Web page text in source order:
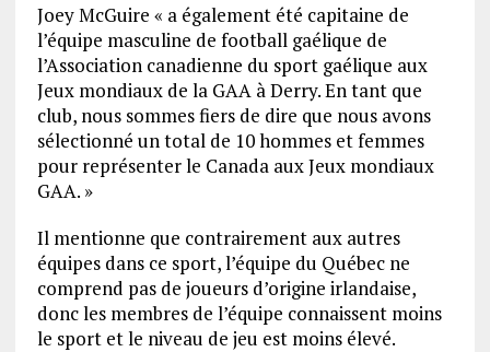
Joey McGuire « a également été capitaine de
l’équipe masculine de football gaélique de
l’Association canadienne du sport gaélique aux
Jeux mondiaux de la GAA à Derry. En tant que
club, nous sommes fiers de dire que nous avons
sélectionné un total de 10 hommes et femmes
pour représenter le Canada aux Jeux mondiaux
GAA. »
Il mentionne que contrairement aux autres
équipes dans ce sport, l’équipe du Québec ne
comprend pas de joueurs d’origine irlandaise,
donc les membres de l’équipe connaissent moins
le sport et le niveau de jeu est moins élevé.